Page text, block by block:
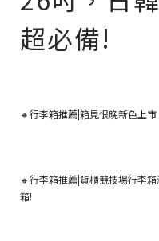
超必備!
🔸行李箱推薦|箱見恨晚新色上
🔸行李箱推薦|貨櫃競技場行李
箱!